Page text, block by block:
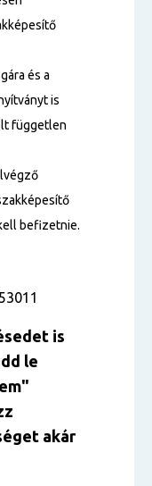
és a
is
független
befizetnie.
is
le
akár